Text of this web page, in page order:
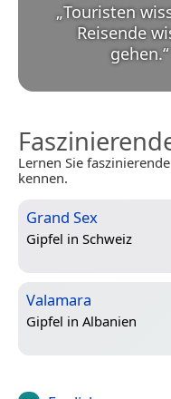
„Touristen
Reisende
gehen.“
Lernen Sie
kennen.
Grand Sex
Gipfel in Schweiz
Valamara
Gipfel in Albanien